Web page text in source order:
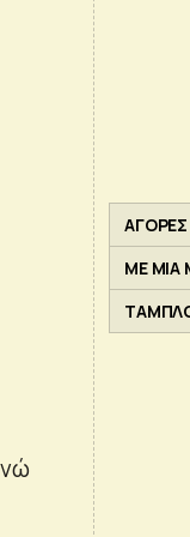
ΑΓΟΡΕΣ
ΜΕ ΜΙΑ